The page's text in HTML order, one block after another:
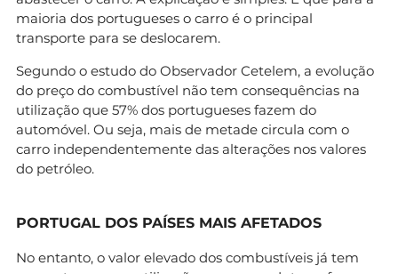
maioria dos portugueses o carro é o principal
transporte para se deslocarem.
Segundo o estudo do Observador Cetelem, a evolução
do preço do combustível não tem consequências na
utilização que 57% dos portugueses fazem do
automóvel. Ou seja, mais de metade circula com o
carro independentemente das alterações nos valores
do petróleo.
PORTUGAL DOS PAÍSES MAIS AFETADOS
No entanto, o valor elevado dos combustíveis já tem